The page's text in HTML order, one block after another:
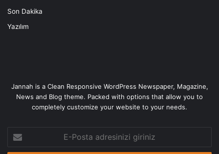
Son Dakika
Yazılım
Jannah is a Clean Responsive WordPress Newspaper, Magazine,
News and Blog theme. Packed with options that allow you to
completely customize your website to your needs.
Posta
adresinizi